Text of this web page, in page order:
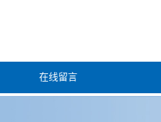
在线留言